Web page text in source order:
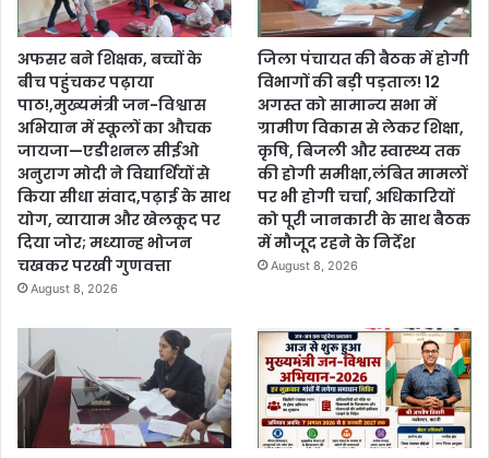
अफसर बने शिक्षक, बच्चों के
बीच पहुंचकर पढ़ाया
पाठ!,मुख्यमंत्री जन-विश्वास
अभियान में स्कूलों का औचक
जायजा—एडीशनल सीईओ
अनुराग मोदी ने विद्यार्थियों से
किया सीधा संवाद,पढ़ाई के साथ
योग, व्यायाम और खेलकूद पर
दिया जोर; मध्यान्ह भोजन
चखकर परखी गुणवत्ता
August 8, 2026
जिला पंचायत की बैठक में होगी
विभागों की बड़ी पड़ताल! 12
अगस्त को सामान्य सभा में
ग्रामीण विकास से लेकर शिक्षा,
कृषि, बिजली और स्वास्थ्य तक
की होगी समीक्षा,लंबित मामलों
पर भी होगी चर्चा, अधिकारियों
को पूरी जानकारी के साथ बैठक
में मौजूद रहने के निर्देश
August 8, 2026